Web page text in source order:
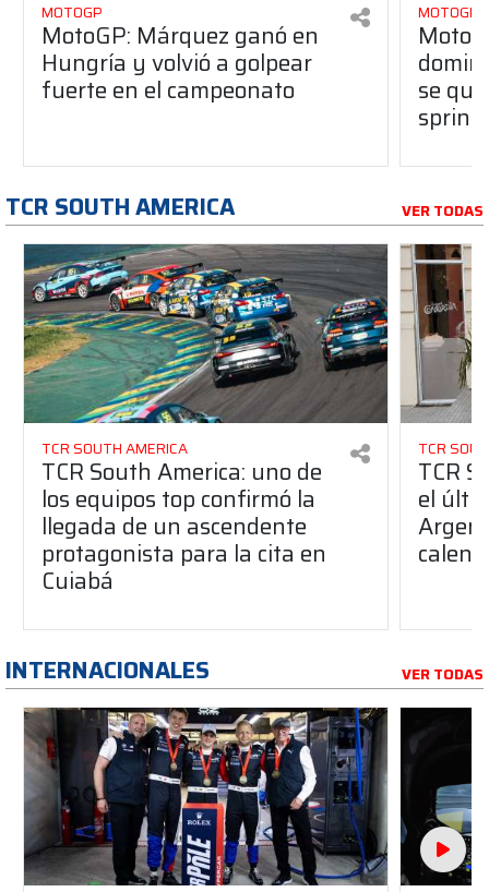
MOTOGP
MotoGP: Márquez ganó en
Hungría y volvió a golpear
fuerte en el campeonato
MOTOGP
se
sprint
TCR SOUTH AMERICA VER TODAS
TCR SOUTH AMERICA
TCR South America: uno de
los equipos top confirmó la
llegada de un ascendente
protagonista para la cita en
Cuiabá
TCR
TCR
el
INTERNACIONALES VER TODAS